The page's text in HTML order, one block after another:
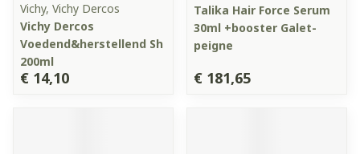
Vichy, Vichy Dercos
Vichy Dercos
Voedend&herstellend Sh
200ml
€ 14,10
Talika Hair Force Serum
30ml +booster Galet-
peigne
€ 181,65